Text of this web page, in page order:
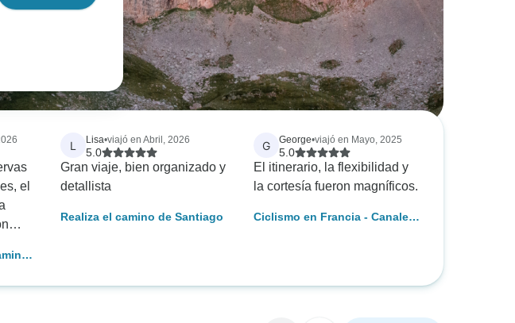
el
a
L Lisa•viajó en Abril, 2026
5.0
Gran viaje, bien organizado y
detallista
Realiza el camino de Santiago
G George•viajó en Mayo, 2025
5.0
El itinerario, la flexibilidad y
la cortesía fueron magníficos.
Ciclismo en Francia - Canales